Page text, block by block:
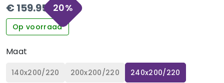
€ 159.95 20%
Op voorraad
Maat
140x200/220 200x200/220 240x200/220